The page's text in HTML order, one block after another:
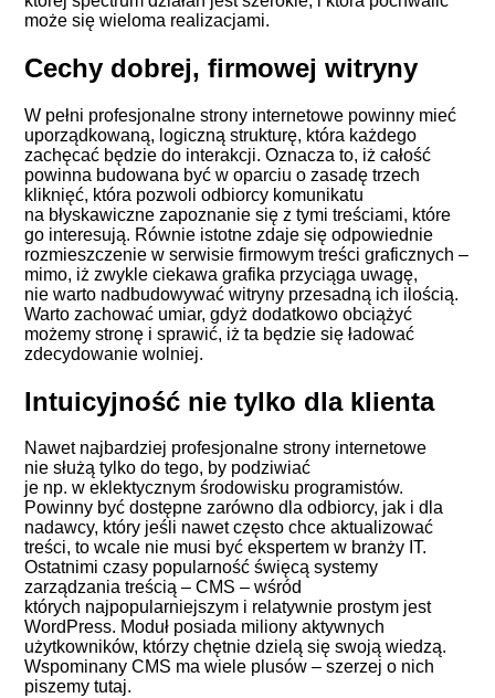
może się wieloma realizacjami.
Cechy dobrej, firmowej witryny
W pełni profesjonalne strony internetowe powinny mieć
uporządkowaną, logiczną strukturę, która każdego
zachęcać będzie do interakcji. Oznacza to, iż całość
powinna budowana być w oparciu o zasadę trzech
kliknięć, która pozwoli odbiorcy komunikatu
na błyskawiczne zapoznanie się z tymi treściami, które
go interesują. Równie istotne zdaje się odpowiednie
rozmieszczenie w serwisie firmowym treści graficznych –
mimo, iż zwykle ciekawa grafika przyciąga uwagę,
nie warto nadbudowywać witryny przesadną ich ilością.
Warto zachować umiar, gdyż dodatkowo obciążyć
możemy stronę i sprawić, iż ta będzie się ładować
zdecydowanie wolniej.
Intuicyjność nie tylko dla klienta
Nawet najbardziej profesjonalne strony internetowe
nie służą tylko do tego, by podziwiać
je np. w eklektycznym środowisku programistów.
Powinny być dostępne zarówno dla odbiorcy, jak i dla
nadawcy, który jeśli nawet często chce aktualizować
treści, to wcale nie musi być ekspertem w branży IT.
Ostatnimi czasy popularność święcą systemy
zarządzania treścią –CMS – wśród
których najpopularniejszym i relatywnie prostym jest
WordPress. Moduł posiada miliony aktywnych
użytkowników, którzy chętnie dzielą się swoją wiedzą.
Wspominany CMS ma wiele plusów – szerzej o nich
piszemytutaj.